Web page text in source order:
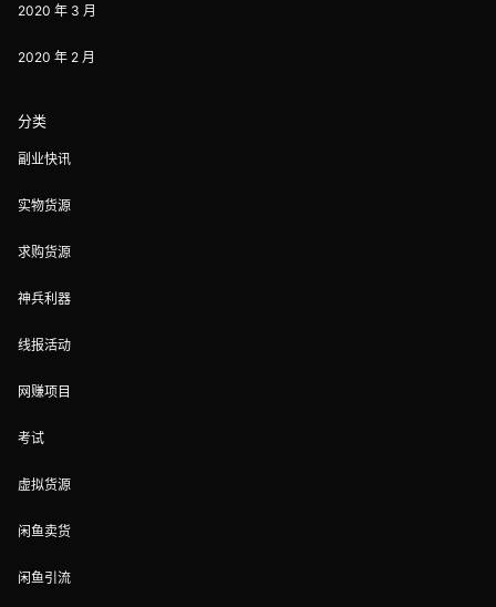
2020 年 3 月
2020 年 2 月
分类
副业快讯
实物货源
求购货源
神兵利器
线报活动
网赚项目
考试
虚拟货源
闲鱼卖货
闲鱼引流